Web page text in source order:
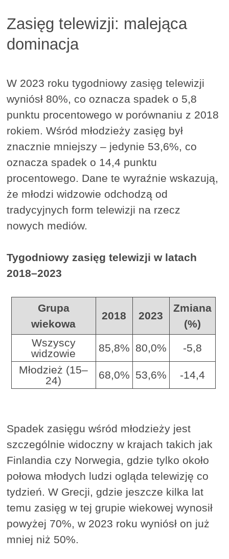
Zasięg telewizji: malejąca
dominacja
W 2023 roku tygodniowy zasięg telewizji
wyniósł 80%, co oznacza spadek o 5,8
punktu procentowego w porównaniu z 2018
rokiem. Wśród młodzieży zasięg był
znacznie mniejszy – jedynie 53,6%, co
oznacza spadek o 14,4 punktu
procentowego. Dane te wyraźnie wskazują,
że młodzi widzowie odchodzą od
tradycyjnych form telewizji na rzecz
nowych mediów.
Tygodniowy zasięg telewizji w latach
2018–2023
Grupa
wiekowa
2018 2023
Zmiana
(%)
Wszyscy
widzowie
85,8% 80,0%
-5,8
Młodzież (15–
24)
68,0% 53,6% -14,4
Spadek zasięgu wśród młodzieży jest
szczególnie widoczny w krajach takich jak
Finlandia czy Norwegia, gdzie tylko około
połowa młodych ludzi ogląda telewizję co
tydzień. W Grecji, gdzie jeszcze kilka lat
temu zasięg w tej grupie wiekowej wynosił
powyżej 70%, w 2023 roku wyniósł on już
mniej niż 50%.